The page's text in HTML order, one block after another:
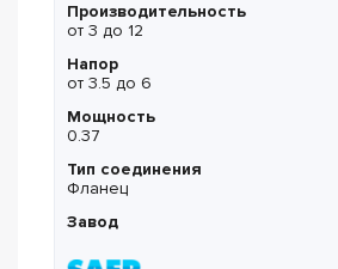
Производительность
от 3 до 12
Напор
от 3.5 до 6
Мощность
0.37
Тип соединения
Фланец
Завод